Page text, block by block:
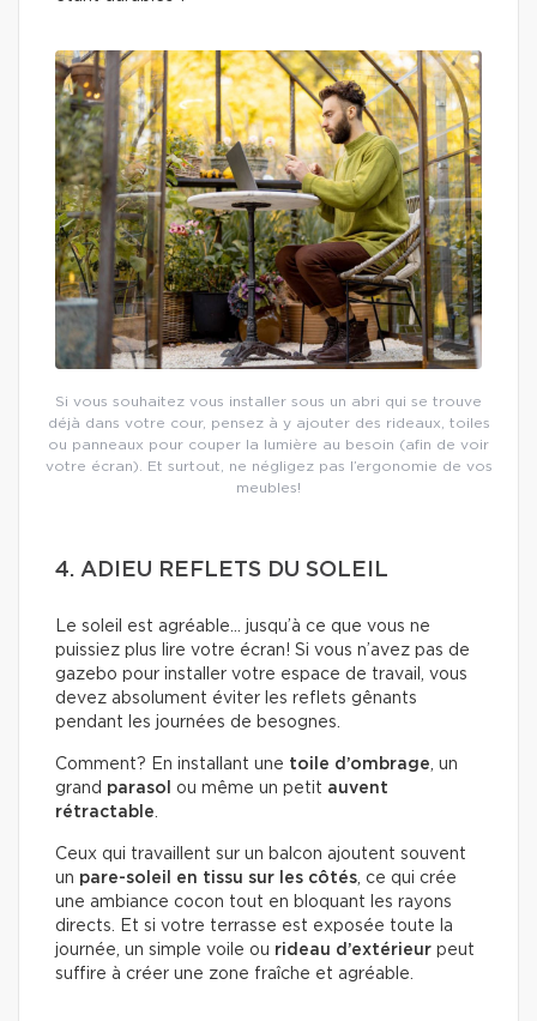
Si vous souhaitez vous installer sous un abri qui se trouve
déjà dans votre cour, pensez à y ajouter des rideaux, toiles
ou panneaux pour couper la lumière au besoin (afin de voir
votre écran). Et surtout, ne négligez pas l’ergonomie de vos
meubles!
4. ADIEU REFLETS DU SOLEIL
Le soleil est agréable… jusqu’à ce que vous ne
puissiez plus lire votre écran! Si vous n’avez pas de
gazebo pour installer votre espace de travail, vous
devez absolument éviter les reflets gênants
pendant les journées de besognes.
Comment? En installant une toile d’ombrage, un
grand parasol ou même un petit auvent
rétractable.
Ceux qui travaillent sur un balcon ajoutent souvent
un pare-soleil en tissu sur les côtés, ce qui crée
une ambiance cocon tout en bloquant les rayons
directs. Et si votre terrasse est exposée toute la
journée, un simple voile ou rideau d’extérieur peut
suffire à créer une zone fraîche et agréable.